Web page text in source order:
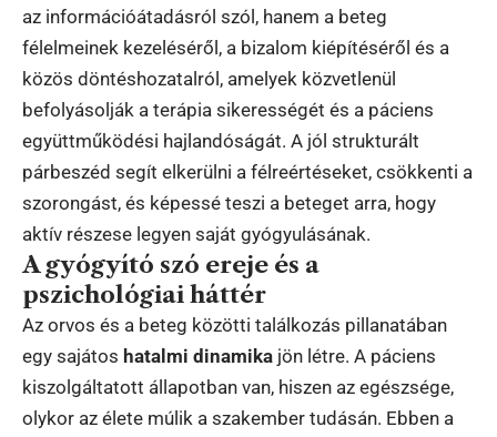
az információátadásról szól, hanem a beteg
félelmeinek kezeléséről, a bizalom kiépítéséről és a
közös döntéshozatalról, amelyek közvetlenül
befolyásolják a terápia sikerességét és a páciens
együttműködési hajlandóságát. A jól strukturált
párbeszéd segít elkerülni a félreértéseket, csökkenti a
szorongást, és képessé teszi a beteget arra, hogy
aktív részese legyen saját gyógyulásának.
A gyógyító szó ereje és a
pszichológiai háttér
Az orvos és a beteg közötti találkozás pillanatában
egy sajátos hatalmi dinamika jön létre. A páciens
kiszolgáltatott állapotban van, hiszen az egészsége,
olykor az élete múlik a szakember tudásán. Ebben a